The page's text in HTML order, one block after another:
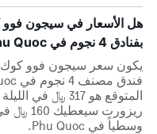
هل الأسعار في سيجون فوو
بفنادق 4 نجوم في Phu Quoc؟
يكون سعر سيجون فوو
وسطياً في Phu Quoc.